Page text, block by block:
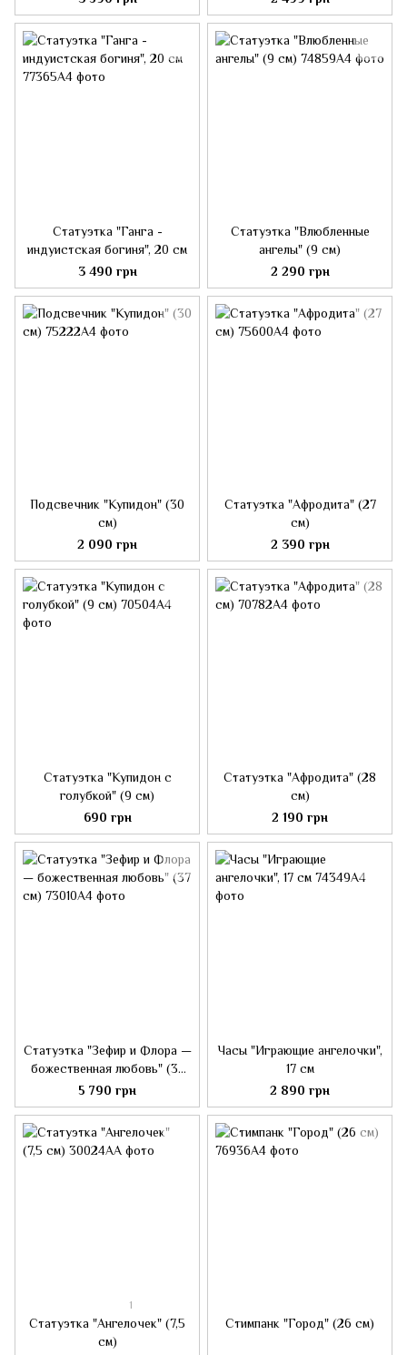
Статуэтка "Ганга -
индуистская богиня", 20 см
3 490 грн
Статуэтка "Влюбленные
ангелы" (9 см)
2 290 грн
Подсвечник "Купидон" (30
см)
2 090 грн
Статуэтка "Афродита" (27
см)
2 390 грн
Статуэтка "Купидон с
голубкой" (9 см)
690 грн
Статуэтка "Афродита" (28
см)
2 190 грн
Статуэтка "Зефир и Флора —
божественная любовь" (37
см)
5 790 грн
Часы "Играющие ангелочки",
17 см
2 890 грн
1
Статуэтка "Ангелочек" (7,5
см)
Стимпанк "Город" (26 см)